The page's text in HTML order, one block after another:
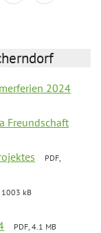
2024
Freundschaft
PDF,
1003 kB
PDF, 4.1 MB